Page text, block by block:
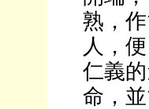
熟，
人，
仁義
命，